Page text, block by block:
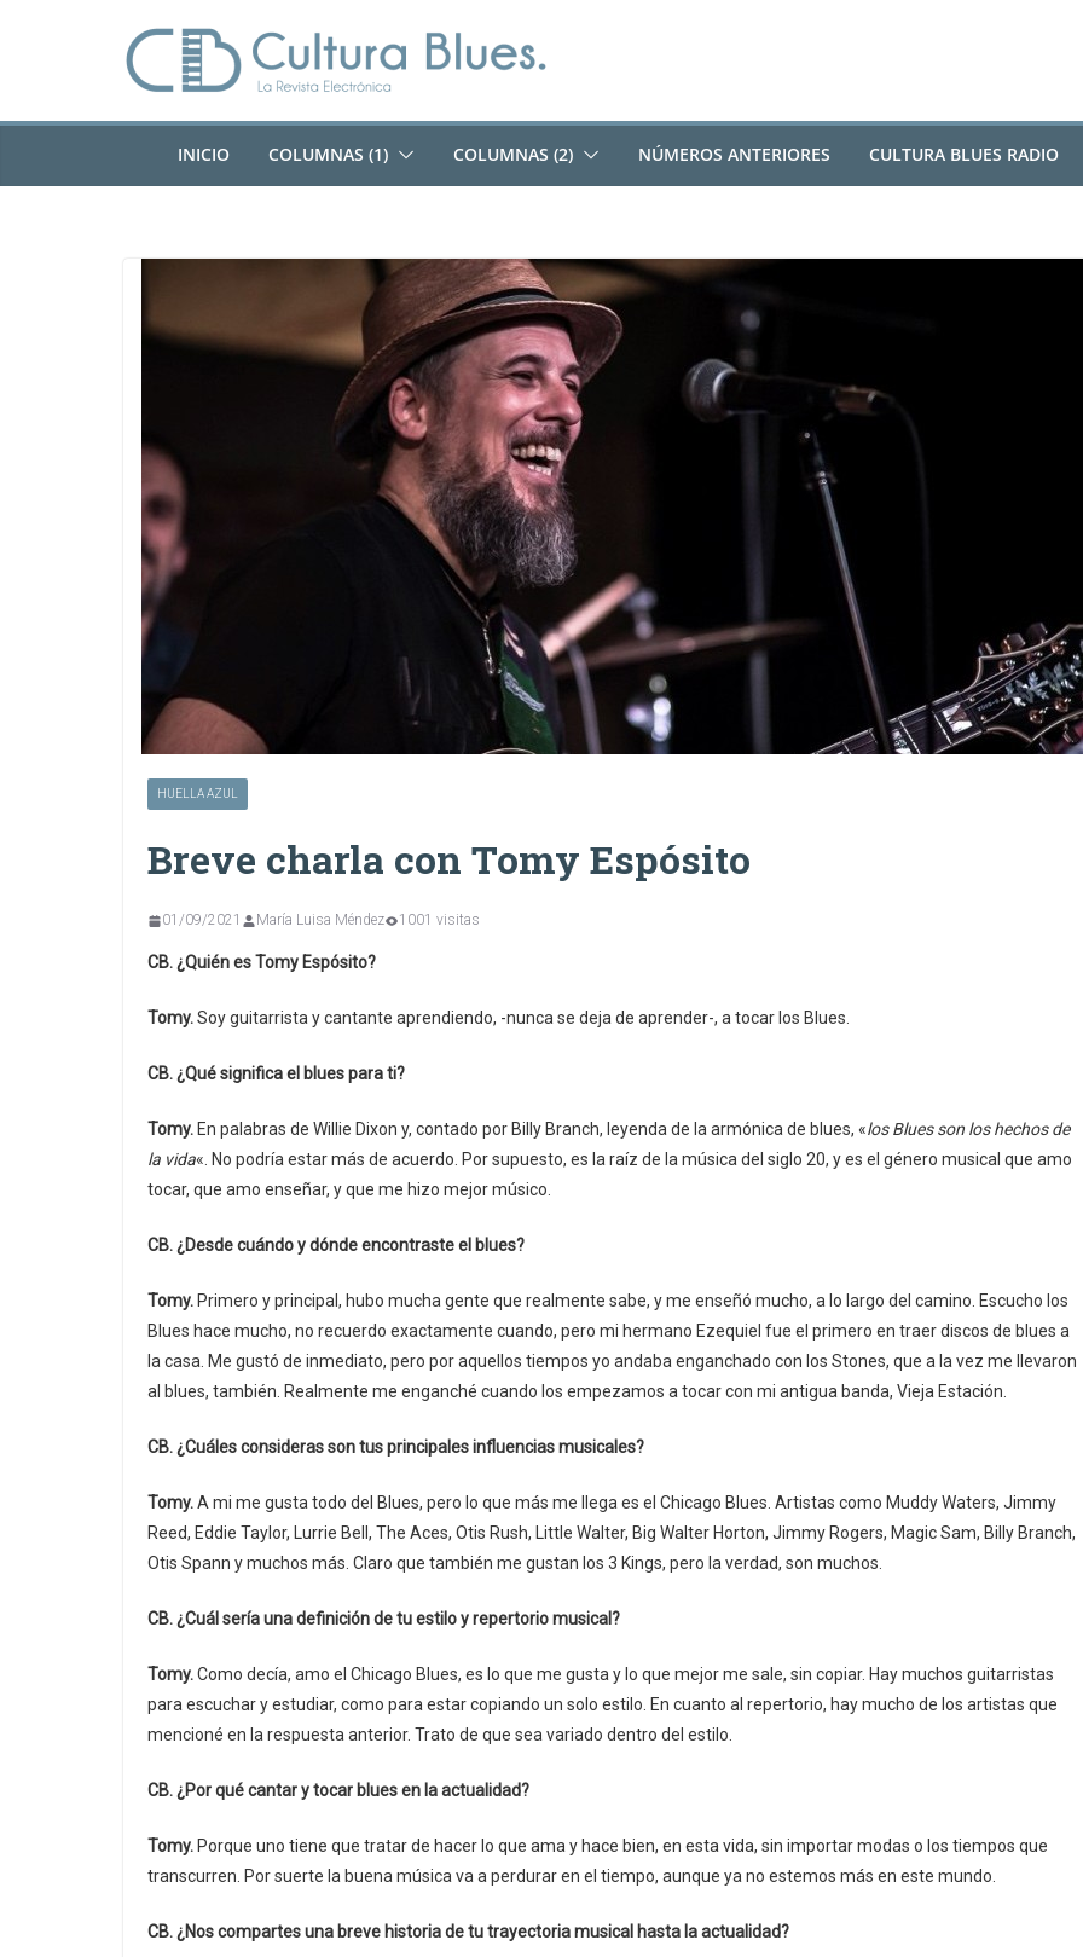
INICIO COLUMNAS (1) COLUMNAS (2) NÚMEROS ANTERIORES CULTURA BLUES RADIO
HUELLA AZUL
Breve charla con Tomy Espósito
01/09/2021 María Luisa Méndez 1001 visitas
CB. ¿Quién es Tomy Espósito?
Tomy.Soy guitarrista y cantante aprendiendo, -nunca se deja de aprender-, a tocar los Blues.
CB. ¿Qué significa el blues para ti?
Tomy. En palabras de Willie Dixon y, contado por Billy Branch, leyenda de la armónica de blues, «los Blues son los hechos de
la vida«. No podría estar más de acuerdo. Por supuesto, es la raíz de la música del siglo 20, y es el género musical que amo
tocar, que amo enseñar, y que me hizo mejor músico.
CB. ¿Desde cuándo y dónde encontraste el blues?
Tomy. Primero y principal, hubo mucha gente que realmente sabe, y me enseñó mucho, a lo largo del camino. Escucho los
Blues hace mucho, no recuerdo exactamente cuando, pero mi hermano Ezequiel fue el primero en traer discos de blues a
la casa. Me gustó de inmediato, pero por aquellos tiempos yo andaba enganchado con los Stones, que a la vez me llevaron
al blues, también. Realmente me enganché cuando los empezamos a tocar con mi antigua banda, Vieja Estación.
CB. ¿Cuáles consideras son tus principales influencias musicales?
Tomy.A mi me gusta todo del Blues, pero lo que más me llega es el Chicago Blues. Artistas como Muddy Waters, Jimmy
Reed, Eddie Taylor, Lurrie Bell, The Aces, Otis Rush, Little Walter, Big Walter Horton, Jimmy Rogers, Magic Sam, Billy Branch,
Otis Spann y muchos más. Claro que también me gustan los 3 Kings, pero la verdad, son muchos.
CB. ¿Cuál sería una definición de tu estilo y repertorio musical?
Tomy.Como decía, amo el Chicago Blues, es lo que me gusta y lo que mejor me sale, sin copiar. Hay muchos guitarristas
para escuchar y estudiar, como para estar copiando un solo estilo. En cuanto al repertorio, hay mucho de los artistas que
mencioné en la respuesta anterior. Trato de que sea variado dentro del estilo.
CB. ¿Por qué cantar y tocar blues en la actualidad?
Tomy. Porque uno tiene que tratar de hacer lo que ama y hace bien, en esta vida, sin importar modas o los tiempos que
transcurren. Por suerte la buena música va a perdurar en el tiempo, aunque ya no estemos más en este mundo.
CB. ¿Nos compartes una breve historia de tu trayectoria musical hasta la actualidad?